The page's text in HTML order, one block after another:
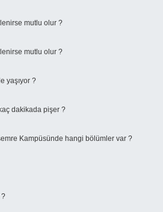
mutlu olur ?
mutlu olur ?
yaşıyor ?
dakikada pişer ?
Kampüsünde hangi bölümler var ?
?